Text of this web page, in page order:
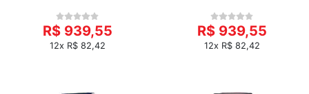
R$ 939,55
12x R$ 82,42
R$ 939,55
12x R$ 82,42